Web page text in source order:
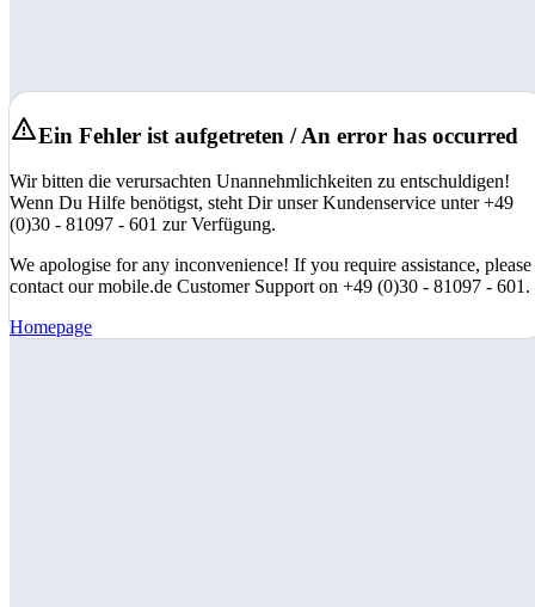
Ein Fehler ist aufgetreten / An error has occurred
Wir bitten die verursachten Unannehmlichkeiten zu entschuldigen!
Wenn Du Hilfe benötigst, steht Dir unser Kundenservice unter +49
(0)30 - 81097 - 601 zur Verfügung.
We apologise for any inconvenience! If you require assistance, please
contact our mobile.de Customer Support on +49 (0)30 - 81097 - 601.
Homepage